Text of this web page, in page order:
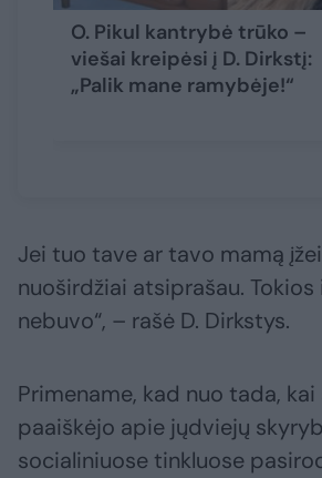
O. Pikul kantrybė trūko –
viešai kreipėsi į D. Dirkstį:
„Palik mane ramybėje!“
Jei tuo tave ar tavo mamą
nuoširdžiai atsiprašau.
nebuvo“, – rašė D. Dirkstys.
Primename, kad nuo tada,
paaiškėjo apie jųdviejų
socialiniuose tinkluose